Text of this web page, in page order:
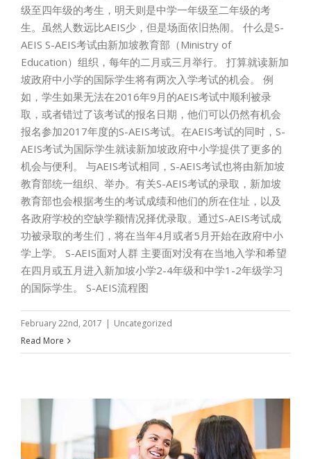
级至四年级的考生，明天则是中学一年级至二年级的考
生。虽然人数远比AEIS少，但是场面依旧热闹。 什么是S-
AEIS S-AEIS考试由新加坡教育部（Ministry of
Education）组织，每年的二月或三月举行。 打算就读新加
坡政府中小学的国际学生将有两次入学考试的机会。 例
如，学生如果无法在2016年9月的AEIS考试中顺利被录
取，或者错过了该考试的报名日期，他们可以仍然有机会
报名参加2017年度的S-AEIS考试。在AEIS考试的同时，S-
AEIS考试为国际学生就读新加坡政府中小学提供了更多的
机会与便利。 与AEIS考试相同，S-AEIS考试也将由新加坡
教育部统一组织、举办。有关S-AEIS考试的录取，新加坡
教育部也会根据考生的考试成绩和他们的所在住址，以及
各政府学校的空缺学额情况择优录取。通过S-AEIS考试成
功被录取的考生们，将在当年4月或者5月开始在政府中小
学上学。 S-AEIS面对人群 主要面对没有在当地入学和希望
在四月或五月进入新加坡小学2-4年级和中学1-2年级学习
的国际学生。 S-AEIS流程图
February 22nd, 2017 | Uncategorized
Read More